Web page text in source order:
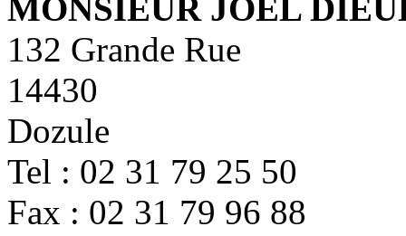
MONSIEUR JOEL
132 Grande Rue
14430
Dozule
Tel : 02 31 79 25 50
Fax : 02 31 79 96 88